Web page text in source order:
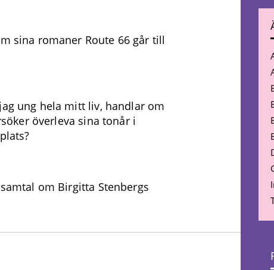
sina romaner Route 66 går till
ung hela mitt liv, handlar om
överleva sina tonår i
om Birgitta Stenbergs